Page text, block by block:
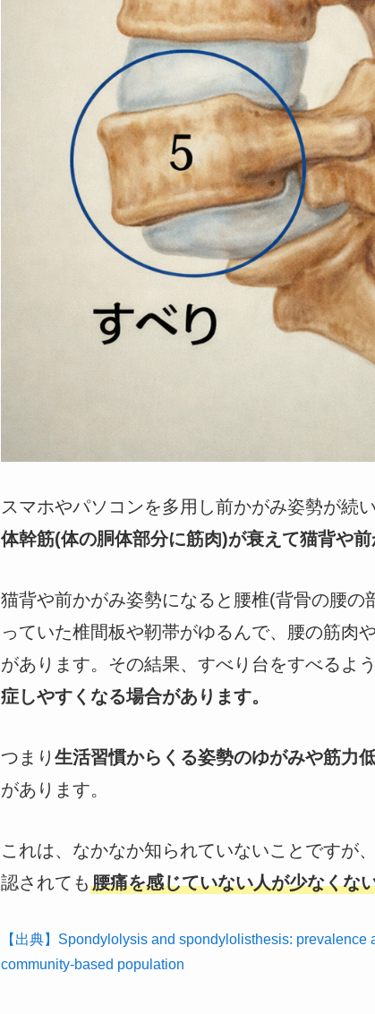
スマホやパソコンを多用し前かがみ姿勢が続
体幹筋(体の胴体部分に筋肉)が衰えて猫背や
猫背や前かがみ姿勢になると腰椎(背骨の腰
っていた椎間板や靭帯がゆるんで、腰の筋肉
があります。その結果、すべり台をすべるよ
症しやすくなる場合があります。
つまり 生活習慣からくる姿勢のゆがみや筋力
があります。
これは、なかなか知られていないことですが
認されても 腰痛を感じていない人が少なくな
【出典】Spondylolysis and spondylolisthesis:
community-based population